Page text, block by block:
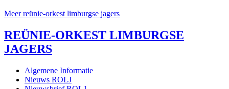
Meer reünie-orkest limburgse jagers
REÜNIE-ORKEST LIMBURGSE
JAGERS
Algemene Informatie
Nieuws ROLJ